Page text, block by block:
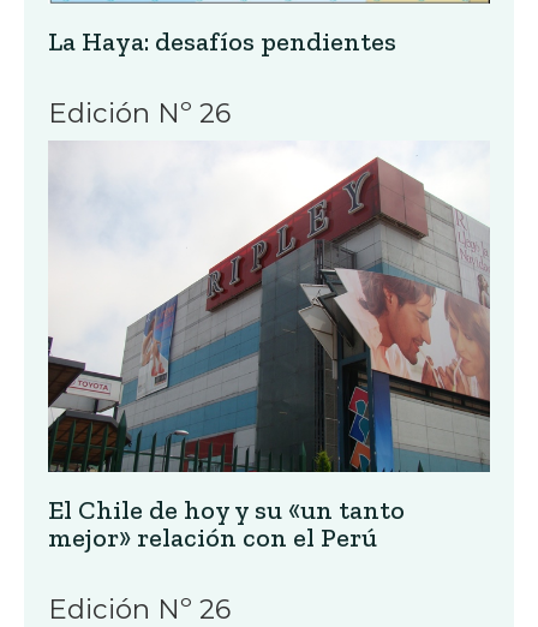
La Haya: desafíos pendientes
Edición Nº 26
El Chile de hoy y su «un tanto
mejor» relación con el Perú
Edición Nº 26